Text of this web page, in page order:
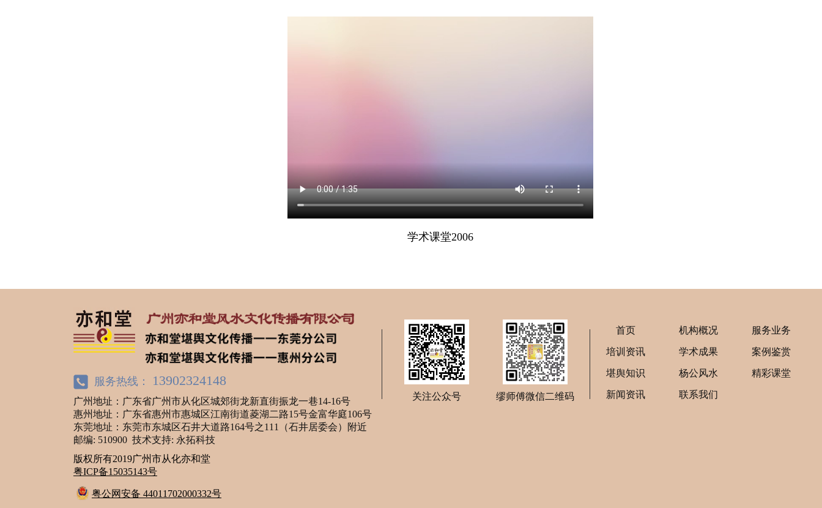
学术课堂2006
服务热线： 13902324148
广州地址：广东省广州市从化区城郊街龙新直街振龙一巷14-16号
惠州地址：广东省惠州市惠城区江南街道菱湖二路15号金富华庭106号
东莞地址：东莞市东城区石井大道路164号之111（石井居委会）附近
邮编: 510900 技术支持: 永拓科技
版权所有2019广州市从化亦和堂
粤ICP备15035143号
粤公网安备 44011702000332号
关注公众号 缪师傅微信二维码
首页 机构概况 服务业务
培训资讯 学术成果 案例鉴赏
堪舆知识 杨公风水 精彩课堂
新闻资讯 联系我们